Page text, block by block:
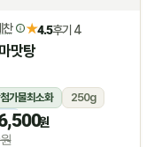
찬 ★4.5후기 4
맛탕
가물최소화
250g
원